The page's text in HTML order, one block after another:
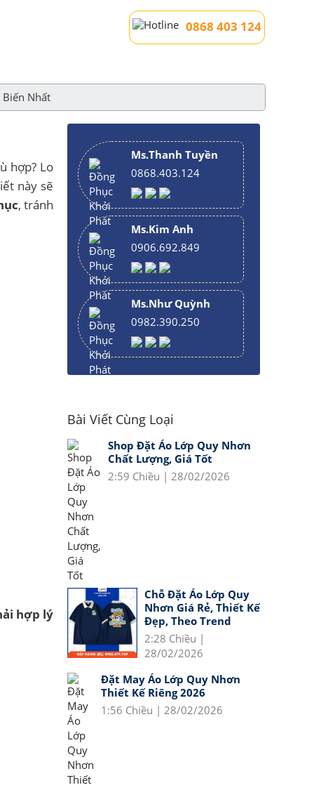
0868 403 124
Biến Nhất
hợp? Lo
này sẽ
, tránh
hợp lý
Ms.Thanh Tuyền
0868.403.124
Ms.Kim Anh
0906.692.849
Ms.Như Quỳnh
0982.390.250
Bài Viết Cùng Loại
Shop Đặt Áo Lớp Quy Nhơn
Chất Lượng, Giá Tốt
2:59 Chiều | 28/02/2026
Chỗ Đặt Áo Lớp Quy
Nhơn Giá Rẻ, Thiết Kế
Đẹp, Theo Trend
2:28 Chiều |
28/02/2026
Đặt May Áo Lớp Quy Nhơn
Thiết Kế Riêng 2026
1:56 Chiều | 28/02/2026